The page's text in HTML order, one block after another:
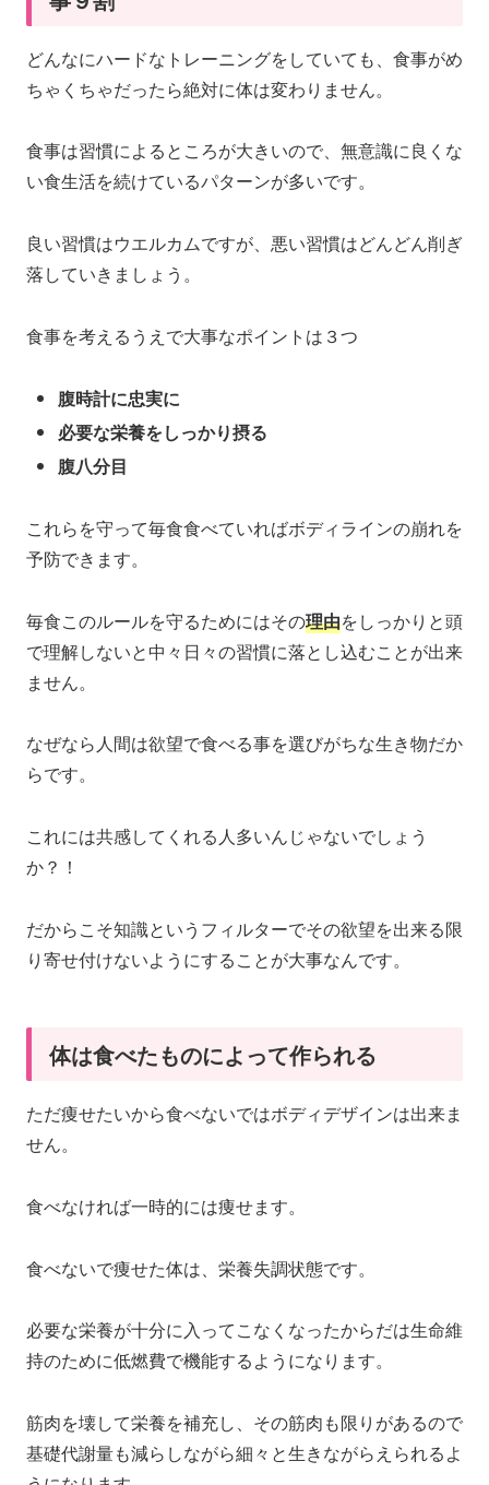
どんなにハードなトレーニングをしていても、食事がめ
ちゃくちゃだったら絶対に体は変わりません。
食事は習慣によるところが大きいので、無意識に良くな
い食生活を続けているパターンが多いです。
良い習慣はウエルカムですが、悪い習慣はどんどん削ぎ
落していきましょう。
食事を考えるうえで大事なポイントは３つ
腹時計に忠実に
必要な栄養をしっかり摂る
腹八分目
これらを守って毎食食べていればボディラインの崩れを
予防できます。
毎食このルールを守るためにはその理由をしっかりと頭
で理解しないと中々日々の習慣に落とし込むことが出来
ません。
なぜなら人間は欲望で食べる事を選びがちな生き物だか
らです。
これには共感してくれる人多いんじゃないでしょう
か？！
だからこそ知識というフィルターでその欲望を出来る限
り寄せ付けないようにすることが大事なんです。
体は食べたものによって作られる
ただ痩せたいから食べないではボディデザインは出来ま
せん。
食べなければ一時的には痩せます。
食べないで痩せた体は、栄養失調状態です。
必要な栄養が十分に入ってこなくなったからだは生命維
持のために低燃費で機能するようになります。
筋肉を壊して栄養を補充し、その筋肉も限りがあるので
基礎代謝量も減らしながら細々と生きながらえられるよ